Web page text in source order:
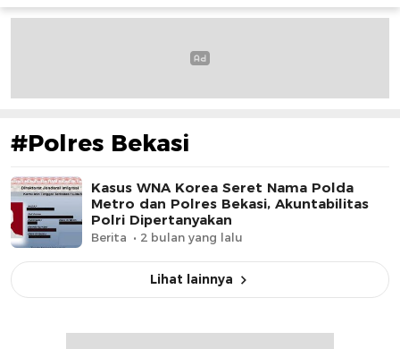
#Polres Bekasi
Kasus WNA Korea Seret Nama Polda
Metro dan Polres Bekasi, Akuntabilitas
Polri Dipertanyakan
Berita 2 bulan yang lalu
Lihat lainnya